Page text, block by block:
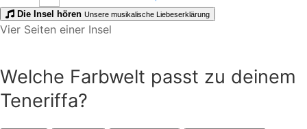
Die Insel hören Unsere musikalische Liebeserklärung
Vier Seiten einer Insel
Welche Farbwelt passt zu deinem
Teneriffa?